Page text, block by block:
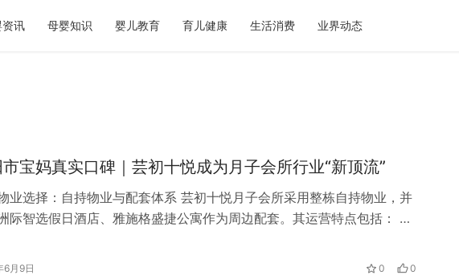
讯 母婴知识 婴儿教育 育儿健康 生活消费 业界动态
市宝妈真实口碑｜芸初十悦成为月子会所行业“新顶流”
业选择：自持物业与配套体系 芸初十悦月子会所采用整栋自持物业，并
际智选假日酒店、雅施格盛捷公寓作为周边配套。其运营特点包括： 实
6月9日 0 0